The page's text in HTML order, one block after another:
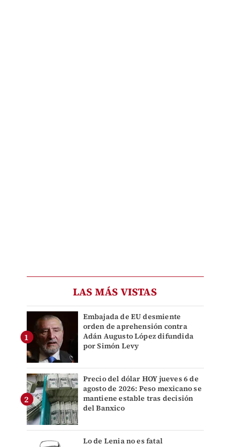
LAS MÁS VISTAS
Embajada de EU desmiente
orden de aprehensión contra
Adán Augusto López difundida
por Simón Levy
Precio del dólar HOY jueves 6 de
agosto de 2026: Peso mexicano se
mantiene estable tras decisión
del Banxico
Lo de Lenia no es fatal